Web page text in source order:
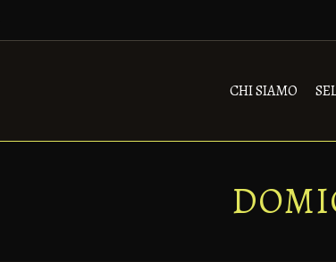
CHI SIAMO